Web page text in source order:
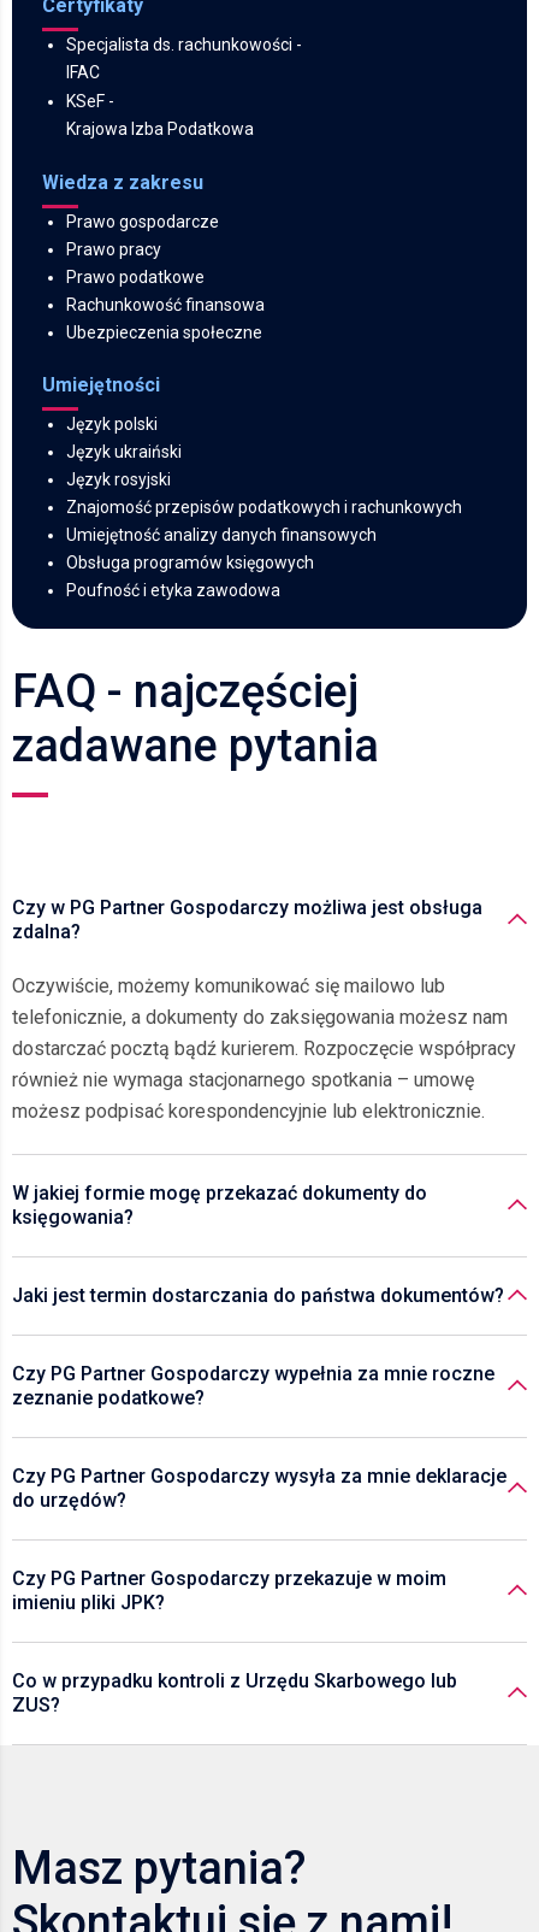
Certyfikaty
Specjalista ds. rachunkowości -
IFAC
KSeF -
Krajowa Izba Podatkowa
Wiedza z zakresu
Prawo gospodarcze
Prawo pracy
Prawo podatkowe
Rachunkowość finansowa
Ubezpieczenia społeczne
Umiejętności
Język polski
Język ukraiński
Język rosyjski
Znajomość przepisów podatkowych i rachunkowych
Umiejętność analizy danych finansowych
Obsługa programów księgowych
Poufność i etyka zawodowa
FAQ - najczęściej
zadawane pytania
Czy w PG Partner Gospodarczy możliwa jest obsługa
zdalna?
Oczywiście, możemy komunikować się mailowo lub
telefonicznie, a dokumenty do zaksięgowania możesz nam
dostarczać pocztą bądź kurierem. Rozpoczęcie współpracy
również nie wymaga stacjonarnego spotkania – umowę
możesz podpisać korespondencyjnie lub elektronicznie.
W jakiej formie mogę przekazać dokumenty do
księgowania?
Jaki jest termin dostarczania do państwa dokumentów?
Czy PG Partner Gospodarczy wypełnia za mnie roczne
zeznanie podatkowe?
Czy PG Partner Gospodarczy wysyła za mnie deklaracje
do urzędów?
Czy PG Partner Gospodarczy przekazuje w moim
imieniu pliki JPK?
Co w przypadku kontroli z Urzędu Skarbowego lub
ZUS?
Masz pytania?